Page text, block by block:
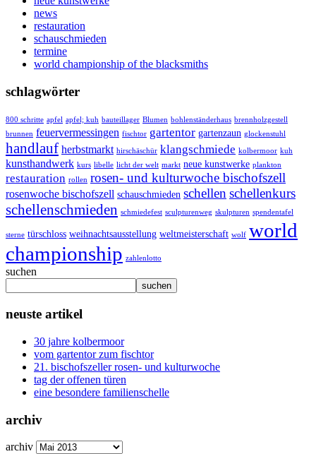
news
restauration
schauschmieden
termine
world championship of the blacksmiths
schlagwörter
800 schritte apfel apfel; kuh bauteillager Blumen bohlenständerhaus brennholzgestell
brunnen feuervermessingen fischtor gartentor gartenzaun glockenstuhl
handlauf herbstmarkt hirschäschür klangschmiede kolbermoor kuh
kunsthandwerk kurs libelle licht der welt markt neue kunstwerke plankton
restauration rollen rosen- und kulturwoche bischofszell
rosenwoche bischofszell schauschmieden schellenschellenkurs
schellenschmieden schmiedefest sculpturenweg skulpturen spendentafel
sterne türschloss weihnachtsausstellung weltmeisterschaft wolf world
championship zahlenlotto
suchen
suchen
neuste artikel
30 jahre kolbermoor
vom gartentor zum fischtor
21. bischofszeller rosen- und kulturwoche
tag der offenen türen
eine besondere familienschelle
archiv
archiv